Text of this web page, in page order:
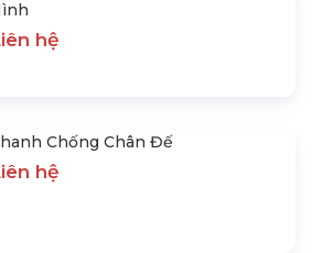
hệ
Chống Chân Đế
hệ